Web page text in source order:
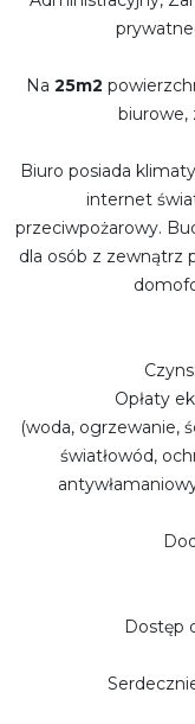
Na 25m2
biurowe,
Biuro posiada
internet
przeciwpożarowy.
dla osób z zewnątrz
Opłaty
(woda, ogrzewanie,
światłowód,
Dostęp